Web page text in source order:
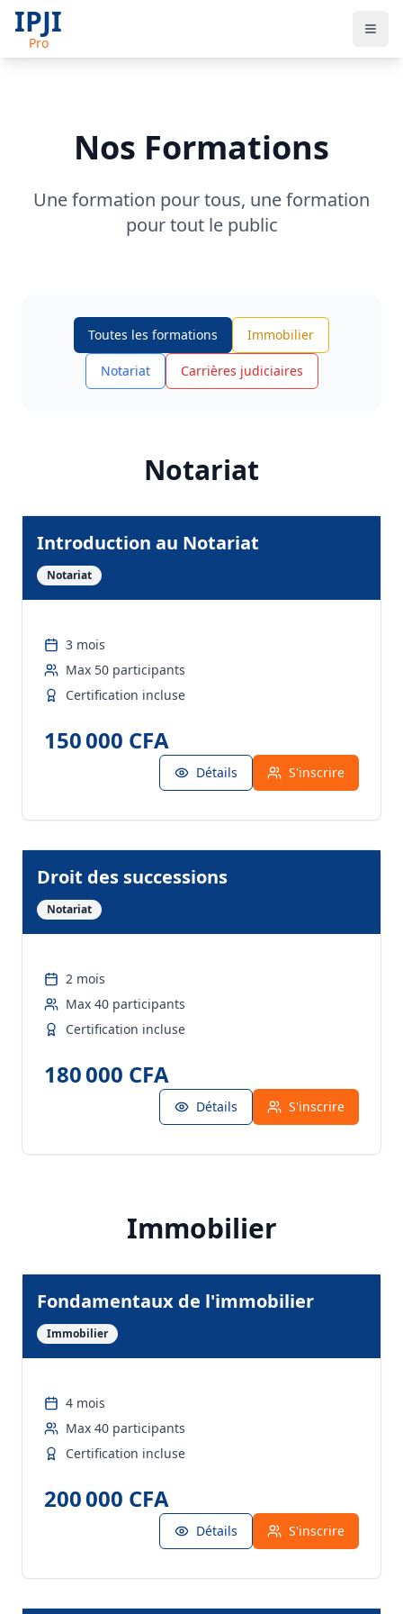
IPJI
Pro
Nos Formations
Une formation pour tous, une formation
pour tout le public
Toutes les formations Immobilier
Notariat Carrières judiciaires
Notariat
Introduction au Notariat
Notariat
3 mois
Max 50 participants
Certification incluse
150 000 CFA
Détails S'inscrire
Droit des successions
Notariat
2 mois
Max 40 participants
Certification incluse
180 000 CFA
Détails S'inscrire
Immobilier
Fondamentaux de l'immobilier
Immobilier
4 mois
Max 40 participants
Certification incluse
200 000 CFA
Détails S'inscrire